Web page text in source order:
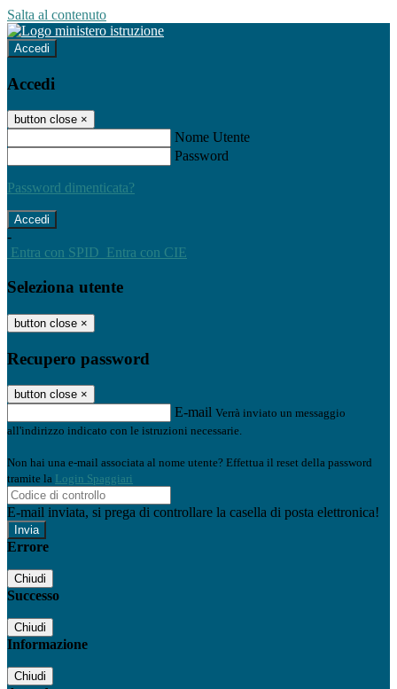
Salta al contenuto
Accedi
Accedi
button close ×
Nome Utente
Password
Password dimenticata?
-
Entra con SPID Entra con CIE
Seleziona utente
button close ×
Recupero password
button close ×
E-mail Verrà inviato un messaggio
all'indirizzo indicato con le istruzioni necessarie.
Non hai una e-mail associata al nome utente? Effettua il reset della password
tramite la Login Spaggiari
E-mail inviata, si prega di controllare la casella di posta elettronica!
Errore
Chiudi
Successo
Chiudi
Informazione
Chiudi